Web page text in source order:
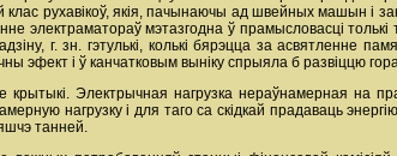
рухавікоў, якія, пачынаючы ад швейных машын і
электраматораў мэтазгодна ў прамысловасці
г. зн. гэтулькі, колькі бярэцца за асвятленне
эфект і ў канчатковым выніку спрыяла б развіццю
крытыкі. Электрычная нагрузка нераўнамерная на
нагрузку і для таго са скідкай прадаваць
танней.